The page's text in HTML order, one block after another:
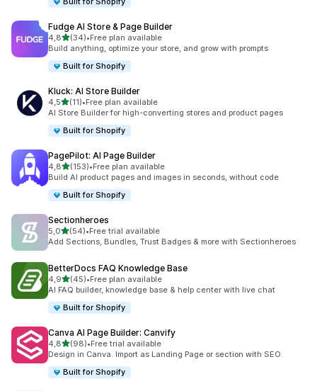
Fudge AI Store & Page Builder
4,8de 5 estrelas
(34)
34 total de avaliações
•Free plan available
Build anything, optimize your store, and grow with prompts
Built for Shopify
Kluck: AI Store Builder
4,5de 5 estrelas
(11)
11 total de avaliações
•Free plan available
AI Store Builder for high-converting stores and product pages
Built for Shopify
PagePilot: AI Page Builder
4,8de 5 estrelas
(153)
153 total de avaliações
•Free plan available
Build AI product pages and images in seconds, without code
Built for Shopify
Sectionheroes
5,0de 5 estrelas
(54)
54 total de avaliações
•Free trial available
Add Sections, Bundles, Trust Badges & more with Sectionheroes
BetterDocs FAQ Knowledge Base
4,9de 5 estrelas
(45)
45 total de avaliações
•Free plan available
AI FAQ builder, knowledge base & help center with live chat
Built for Shopify
Canva AI Page Builder: Canvify
4,8de 5 estrelas
(98)
98 total de avaliações
•Free trial available
Design in Canva. Import as Landing Page or section with SEO.
Built for Shopify